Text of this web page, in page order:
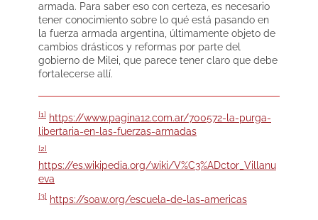
armada. Para saber eso con certeza, es necesario
tener conocimiento sobre lo qué está pasando en
la fuerza armada argentina, últimamente objeto de
cambios drásticos y reformas por parte del
gobierno de Milei, que parece tener claro que debe
fortalecerse allí.
[1] https://www.pagina12.com.ar/700572-la-purga-
libertaria-en-las-fuerzas-armadas
[2]
https://es.wikipedia.org/wiki/V%C3%ADctor_Villanu
eva
[3] https://soaw.org/escuela-de-las-americas